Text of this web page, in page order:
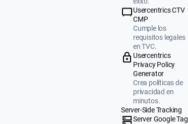
Usercentrics CTV
CMP
Cumple los
requisitos legales
en TVC.
Usercentrics
Privacy Policy
Generator
Crea políticas de
privacidad en
minutos.
Server-Side Tracking
Server Google Tag